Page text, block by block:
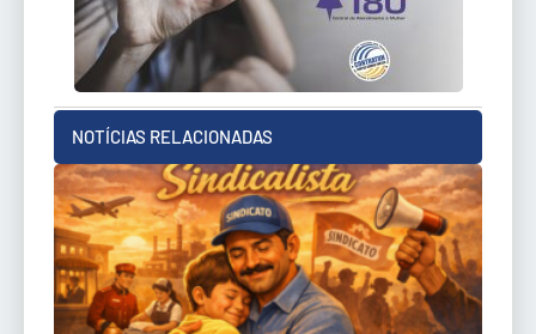
NOTÍCIAS RELACIONADAS